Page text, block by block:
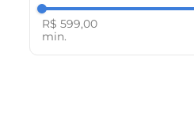
NEWMAQ
MIDEA
Bivolt
R$ 599,00